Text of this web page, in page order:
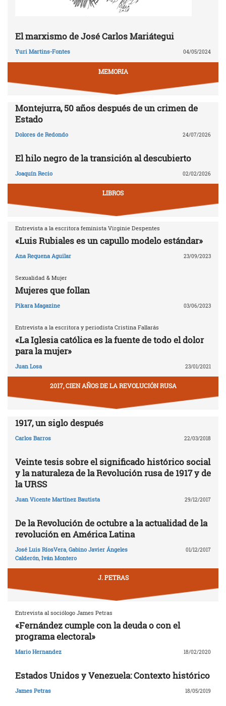
El marxismo de José Carlos Mariátegui
Yuri Martins-Fontes 04/05/2024
MEMORIA
Montejurra, 50 años después de un crimen de
Estado
Dolores de Redondo 24/07/2026
El hilo negro de la transición al descubierto
Joaquín Recio 02/02/2026
LIBROS
Entrevista a la escritora feminista Virginie Despentes
«Luis Rubiales es un capullo modelo estándar»
Ana Requena Aguilar 23/09/2023
Sexualidad & Mujer
Mujeres que follan
Pikara Magazine 03/06/2023
Entrevista a la escritora y periodista Cristina Fallarás
«La Iglesia católica es la fuente de todo el dolor
para la mujer»
Juan Losa 23/01/2021
2017, CIEN AÑOS DE LA REVOLUCIÓN RUSA
1917, un siglo después
Carlos Barros 22/03/2018
Veinte tesis sobre el significado histórico social
y la naturaleza de la Revolución rusa de 1917 y de
la URSS
Juan Vicente Martínez Bautista 29/12/2017
De la Revolución de octubre a la actualidad de la
revolución en América Latina
José Luis RíosVera, Gabino Javier Ángeles
Calderón, Iván Montero
01/12/2017
J. PETRAS
Entrevista al sociólogo James Petras
«Fernández cumple con la deuda o con el
programa electoral»
Mario Hernandez 18/02/2020
Estados Unidos y Venezuela: Contexto histórico
James Petras 18/05/2019